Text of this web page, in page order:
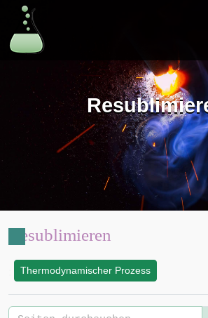
Resublimieren
Thermodynamischer Prozess